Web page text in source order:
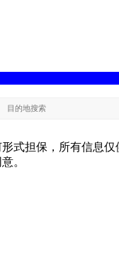
式担保，所有信息
。